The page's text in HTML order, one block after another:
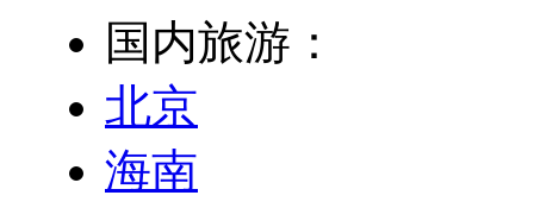
国内旅游：
北京
海南